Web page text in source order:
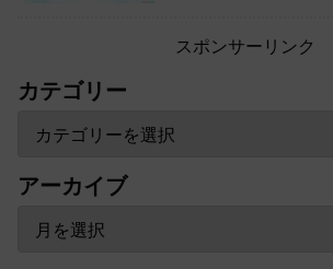
スポンサーリンク
カテゴリー
アーカイブ